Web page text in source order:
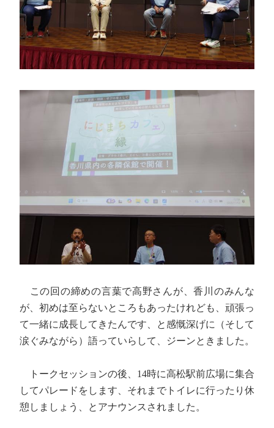
この回の締めの言葉で高野さんが、香川のみんな
が、初めは至らないところもあったけれども、頑張っ
て一緒に成長してきたんです、と感慨深げに（そして
涙ぐみながら）語っていらして、ジーンときました。
トークセッションの後、14時に高松駅前広場に集合
してパレードをします、それまでトイレに行ったり休
憩しましょう、とアナウンスされました。